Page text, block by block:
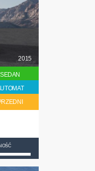
2015
SEDAN